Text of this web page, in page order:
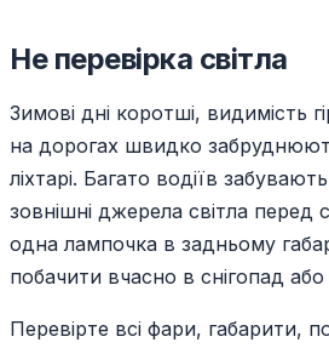
Не перевірка світла
Зимові дні коротші, видимість
на дорогах швидко
ліхтарі. Багато водіїв
зовнішні джерела світла перед
одна лампочка в задньому
побачити вчасно в снігопад
Перевірте всі фари, габарити,